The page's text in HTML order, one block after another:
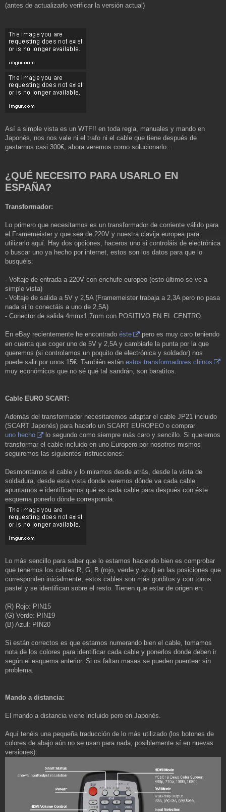
(antes de actualizarlo verificar la versión actual)
Así a simple vista es un WTF!! en toda regla, manuales y mando en
Japonés, nos nos vale ni el trafo ni el cable que tiene después de
gastarnos casi 300€, ahora veremos como solucionarlo...
¿QUÉ NECESITO PARA USARLO EN
ESPAÑA?
Transformador:
Lo primero que necesitamos es un transformador de corriente válido para
el Framemeister y que sea de 220V y nuestra clavija europea para
utilizarlo aquí. Hay dos opciones, haceros uno si controláis de electrónica
o buscar uno ya hecho por internet, estos son los datos para que lo
busquéis:
- Voltaje de entrada a 220V con enchufe europeo (esto último se ve a
simple vista)
- Voltaje de salida a 5V y 2,5A (Framemeister trabaja a 2,3A pero no pasa
nada si lo conectáis a uno de 2,5A)
- Conector de salida 4mmx1.7mm con POSITIVO EN EL CENTRO
En eBay recientemente he encontrado éste
pero es muy caro teniendo
en cuenta que coger uno de 5V y 2,5A y cambiarle la punta por la que
queremos (si controlamos un poquito de electrónica y soldador) nos
puede salir por unos 15€. También están estos transformadores chinos
muy económicos que no sé qué tal sandrán, son baratitos.
Cable EURO SCART:
Además del transformador necesitaremos adaptar el cable JP21 incluido
(SCART Japonés) para hacerlo un SCART EUROPEO o comprar
uno hecho
lo segundo como siempre más caro y sencillo. Si queremos
transformar el cable incluido en uno Europero por nosotros mismos
seguiremos las siguientes instrucciones:
Desmontamos el cable y lo miramos desde atrás, desde la vista de
soldadura, desde esta vista donde veremos dónde va cada cable
apuntamos e identificamos qué es cada cable para después con éste
esquema ponerlo dónde corresponda:
Lo más sencillo para saber que lo estamos haciendo bien es comprobar
que tenemos los cables R, G, B (rojo, verde y azul) en las posiciones que
corresponden inicialmente, estos cables son más gorditos y con tonos
pastel y se identifican sobre el resto. Tienen que estar de origen en:
(R) Rojo: PIN15
(G) Verde: PIN19
(B) Azul: PIN20
Si están correctos es que estamos numerando bien el cable, tomamos
nota de los colores para identificar cada cable y ponerlos donde deben ir
según el esquema anterior. Si os faltan masas se pueden puentear sin
problema.
Mando a distancia:
El mando a distancia viene incluido pero en Japonés.
Aquí tenéis una pequeña traducción de lo más utilizado (los botones de
colores de abajo aún no se usan para nada, posiblemente sí en nuevas
versiones):